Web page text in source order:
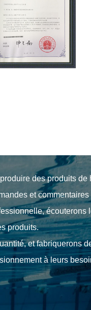
des produits
et
produits.
et fabriquerons
à leurs